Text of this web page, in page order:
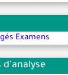
Examens
d'analyse